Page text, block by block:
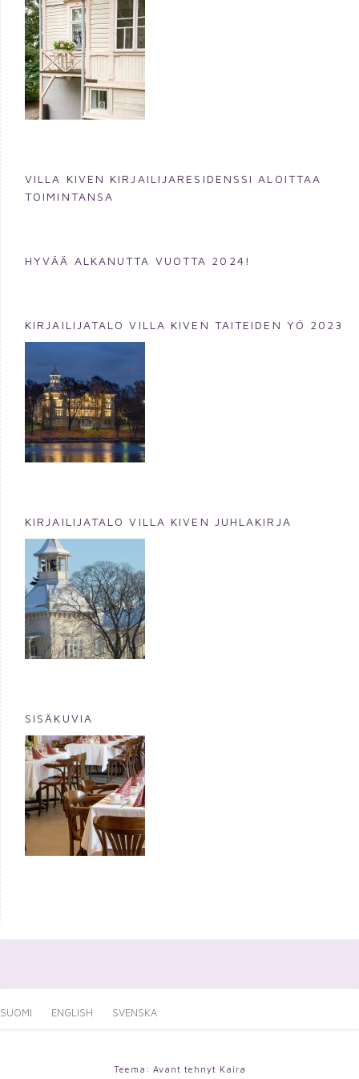
VILLA KIVEN KIRJAILIJARESIDENSSI ALOITTAA
TOIMINTANSA
HYVÄÄ ALKANUTTA VUOTTA 2024!
KIRJAILIJATALO VILLA KIVEN TAITEIDEN YÖ 2023
KIRJAILIJATALO VILLA KIVEN JUHLAKIRJA
SISÄKUVIA
SUOMI ENGLISH SVENSKA
Teema: Avant tehnyt Kaira